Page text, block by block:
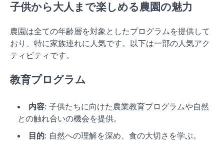
子供から大人まで楽しめる農園の魅力
農園は全ての年齢層を対象としたプログラムを提供して
おり、特に家族連れに人気です。以下は一部の人気アク
ティビティです。
教育プログラム
内容: 子供たちに向けた農業教育プログラムや自然
との触れ合いの機会を提供。
目的: 自然への理解を深め、食の大切さを学ぶ。